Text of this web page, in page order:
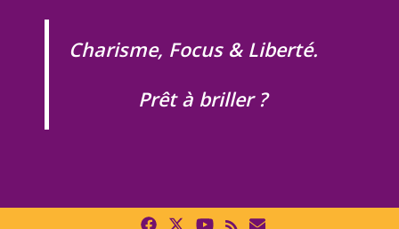
Charisme, Focus & Liberté.
Prêt à briller ?